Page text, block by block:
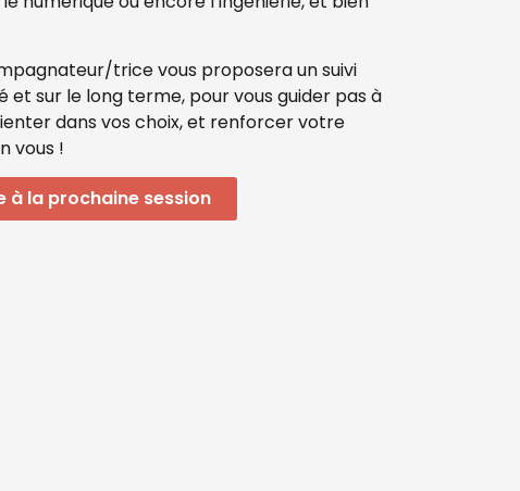
trice vous proposera un suivi
et sur le long terme, pour vous guider pas à
dans vos choix, et renforcer votre
vous !
à la prochaine session